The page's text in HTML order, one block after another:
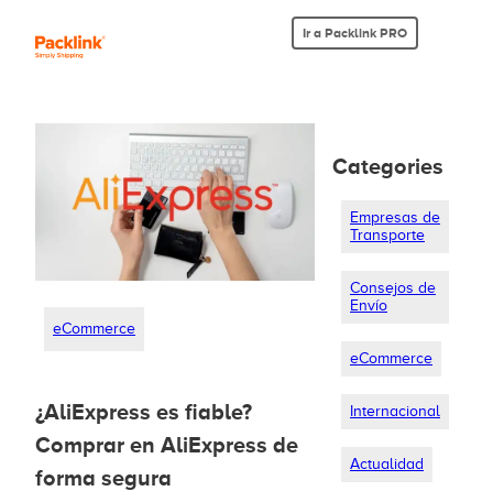
Ir a Packlink PRO
eCommerce
¿AliExpress es fiable?
Comprar en AliExpress de
forma segura
Categories
Empresas de
Transporte
Consejos de
Envío
eCommerce
Internacional
Actualidad